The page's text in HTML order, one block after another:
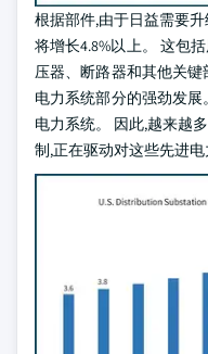
根据部件,由于日益需要
将增长4.8%以上。 这包
压器、断路器和其他关
电力系统部分的强劲发
电力系统。 因此,越来越
制,正在驱动对这些先进电